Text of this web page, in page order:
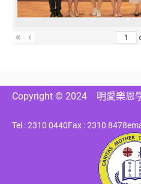
« ‹
Copyright © 2024 明愛樂恩
Tel : 2310 0440Fax : 2310 8478